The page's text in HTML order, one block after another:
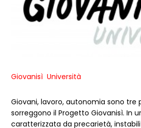
Giovanisì Università
Giovani, lavoro, autonomia sono tre
sorreggono il Progetto Giovanisì. In
caratterizzata da precarietà,